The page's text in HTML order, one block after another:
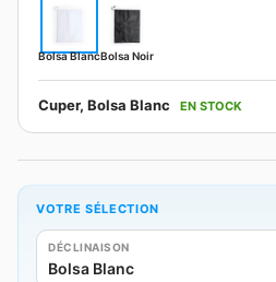
Bolsa BlancBolsa Noir
Cuper, Bolsa Blanc EN STOCK
VOTRE SÉLECTION
DÉCLINAISON
Bolsa Blanc